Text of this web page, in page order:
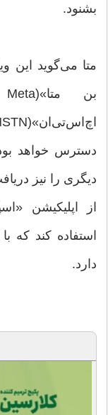
بشنود.
متا می‌گوید این
دسترس خواهد
دیگری را نیز
استفاده کند که
دارد.